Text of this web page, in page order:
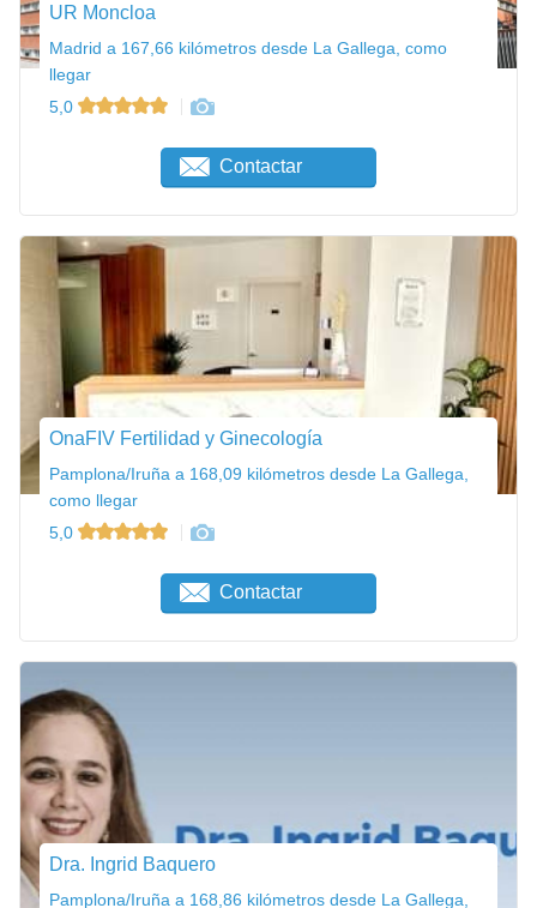
UR Moncloa
Madrid a 167,66 kilómetros desde La Gallega, como
llegar
5,0
Contactar
OnaFIV Fertilidad y Ginecología
Pamplona/Iruña a 168,09 kilómetros desde La Gallega,
como llegar
5,0
Contactar
Dra. Ingrid Baquero
Pamplona/Iruña a 168,86 kilómetros desde La Gallega,